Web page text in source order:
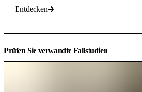
Entdecken
Prüfen Sie verwandte Fallstudien